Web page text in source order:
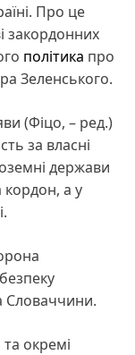
Про це
закордонних
політика про
Зеленського.
(Фіцо, – ред.)
за власні
держави
кордон, а у
Словаччини.
окремі